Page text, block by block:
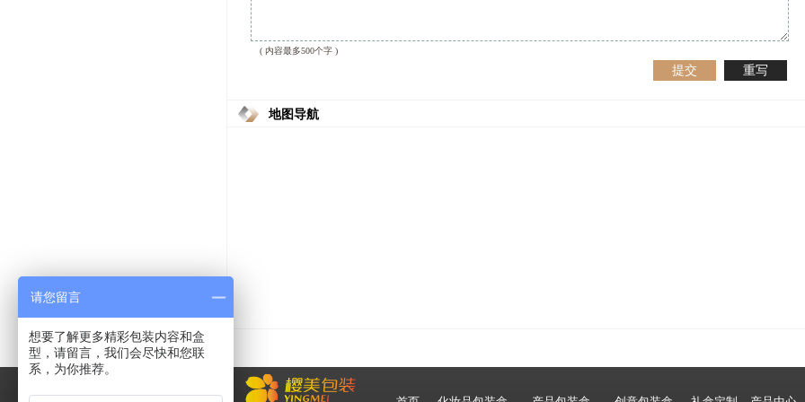
( 内容最多500个字 )
提交 重写
地图导航
化
请您留言
想要了解更多精彩包装内容和盒
型，请留言，我们会尽快和您联
系，为你推荐。